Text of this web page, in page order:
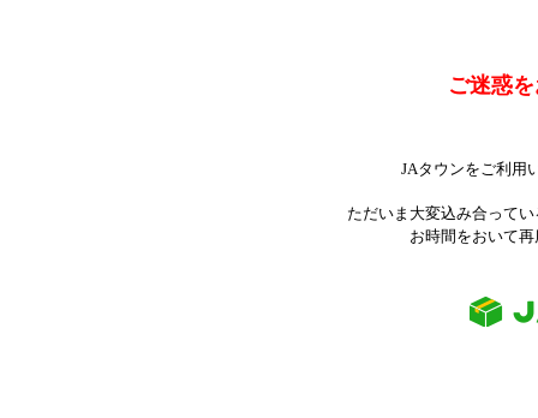
ご迷惑
JAタウンをご利用
ただいま大変込み合って
お時間をおいて